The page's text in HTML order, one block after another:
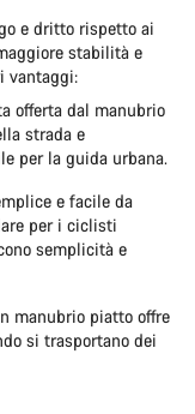
e dritto rispetto ai
stabilità e
vantaggi:
offerta dal manubrio
strada e
per la guida urbana.
e facile da
per i ciclisti
semplicità e
manubrio piatto offre
si trasportano dei